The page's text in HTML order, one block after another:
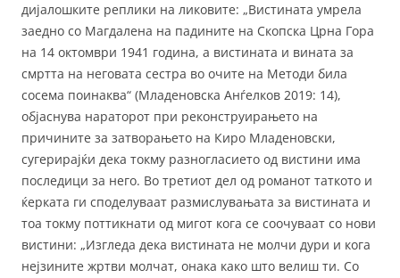
дијалошките реплики на ликовите: „Вистината умрела
заедно со Магдалена на падините на Скопска Црна Гора
на 14 октомври 1941 година, а вистината и вината за
смртта на неговата сестра во очите на Методи била
сосема поинаква“ (Младеновска Анѓелков 2019: 14),
објаснува нараторот при реконструирањето на
причините за затворањето на Киро Младеновски,
сугерирајќи дека токму разногласието од вистини има
последици за него. Во третиот дел од романот таткото и
ќерката ги споделуваат размислувањата за вистината и
тоа токму поттикнати од мигот кога се соочуваат со нови
вистини: „Изгледа дека вистината не молчи дури и кога
нејзините жртви молчат, онака како што велиш ти. Со